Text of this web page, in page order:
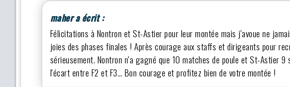
maher a écrit :
Félicitations à Nontron et St-Astier pour leur montée mais j'avoue ne
joies des phases finales ! Après courage aux staffs et dirigeants pour
sérieusement. Nontron n'a gagné que 10 matches de poule et St-Astier
l'écart entre F2 et F3… Bon courage et profitez bien de votre montée !